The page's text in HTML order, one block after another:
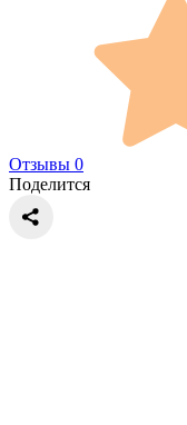
Отзывы 0
Поделится